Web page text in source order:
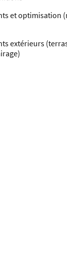
et optimisation
extérieurs